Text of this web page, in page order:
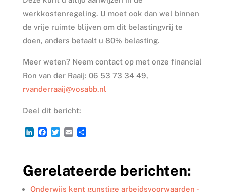
werkkostenregeling. U moet ook dan wel binnen
de vrije ruimte blijven om dit belastingvrij te
doen, anders betaalt u 80% belasting.
Meer weten? Neem contact op met onze financial
Ron van der Raaij: 06 53 73 34 49,
rvanderraaij@vosabb.nl
Deel dit bericht:
L
e
d
I
F
b
o
o
T
t
e
r
E
l
D
n
Gerelateerde berichten:
Onderwijs kent gunstige arbeidsvoorwaarden -